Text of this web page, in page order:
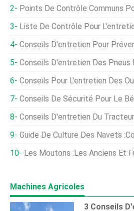
Points De Contrôle Communs Pour
Liste De Contrôle Pour L'entretien
Conseils D'entretien Pour Prévenir Un
Conseils D'entretien Des Pneus
Conseils Pour L'entretien Des
Conseils De Sécurité Pour Le
Conseils D'entretien Du Tracteur
Guide De Culture Des Navets
Les Moutons :les Anciens Et Futurs Rois De La
Machines Agricoles